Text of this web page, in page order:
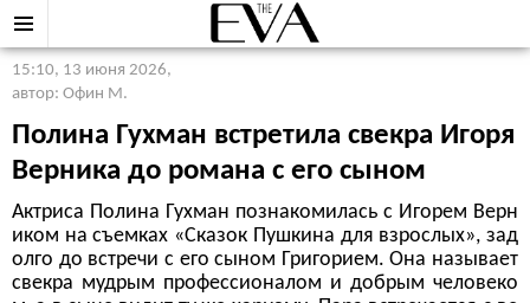
15:10, 13 июня 2026,
автор: Офин М.
Полина Гухман встретила свекра Игоря
Верника до романа с его сыном
Актриса Полина Гухман познакомилась с Игорем Верн
иком на съемках «Сказок Пушкина для взрослых», зад
олго до встречи с его сыном Григорием. Она называет
свекра мудрым профессионалом и добрым человеко